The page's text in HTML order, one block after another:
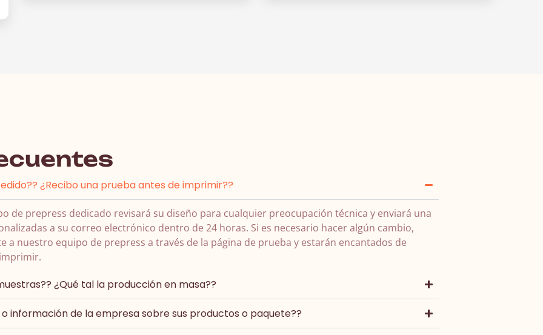
¿Recibo una prueba antes de imprimir??
de prepress dedicado revisará su diseño para cualquier preocupación técnica y enviará una
a su correo electrónico dentro de 24 horas. Si es necesario hacer algún cambio,
a nuestro equipo de prepress a través de la página de prueba y estarán encantados de
¿Qué tal la producción en masa??
información de la empresa sobre sus productos o paquete??